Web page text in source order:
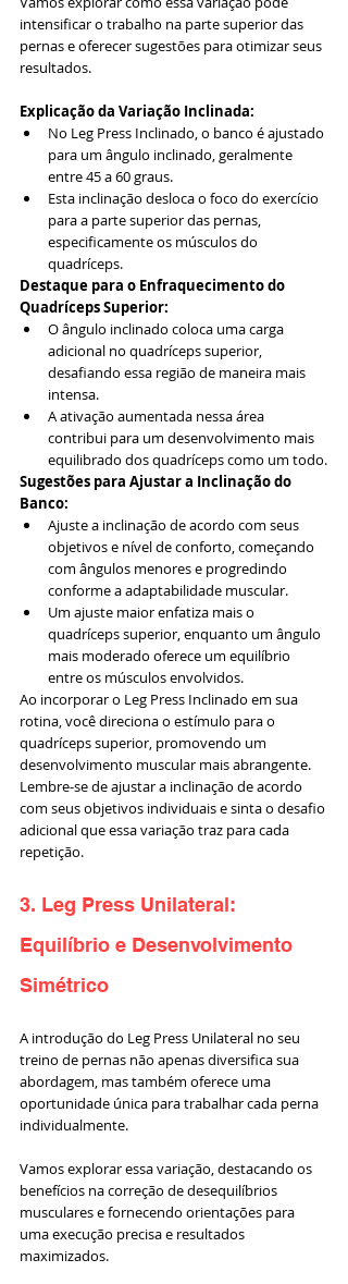
intensificar o trabalho na parte superior das
pernas e oferecer sugestões para otimizar seus
resultados.
Explicação da Variação Inclinada:
No Leg Press Inclinado, o banco é ajustado
para um ângulo inclinado, geralmente
entre 45 a 60 graus.
Esta inclinação desloca o foco do exercício
para a parte superior das pernas,
especificamente os músculos do
quadríceps.
Destaque para o Enfraquecimento do
Quadríceps Superior:
O ângulo inclinado coloca uma carga
adicional no quadríceps superior,
desafiando essa região de maneira mais
intensa.
A ativação aumentada nessa área
contribui para um desenvolvimento mais
equilibrado dos quadríceps como um todo.
Sugestões para Ajustar a Inclinação do
Banco:
Ajuste a inclinação de acordo com seus
objetivos e nível de conforto, começando
com ângulos menores e progredindo
conforme a adaptabilidade muscular.
Um ajuste maior enfatiza mais o
quadríceps superior, enquanto um ângulo
mais moderado oferece um equilíbrio
entre os músculos envolvidos.
Ao incorporar o Leg Press Inclinado em sua
rotina, você direciona o estímulo para o
quadríceps superior, promovendo um
desenvolvimento muscular mais abrangente.
Lembre-se de ajustar a inclinação de acordo
com seus objetivos individuais e sinta o desafio
adicional que essa variação traz para cada
repetição.
3. Leg Press Unilateral:
Equilíbrio e Desenvolvimento
Simétrico
A introdução do Leg Press Unilateral no seu
treino de pernas não apenas diversifica sua
abordagem, mas também oferece uma
oportunidade única para trabalhar cada perna
individualmente.
Vamos explorar essa variação, destacando os
benefícios na correção de desequilíbrios
musculares e fornecendo orientações para
uma execução precisa e resultados
maximizados.